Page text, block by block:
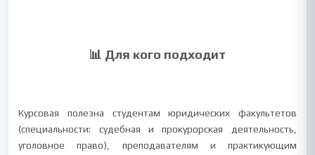
📊 Для кого подходит
Курсовая полезна студентам юридических факультетов
(специальности: судебная и прокурорская деятельность,
уголовное право), преподавателям и практикующим